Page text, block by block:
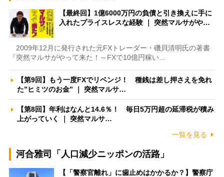
【最終回】1億6000万円の負債と引き換えに手に
入れたプライスレスな経験 ｜ 突然マルサがや…
2009年12月に発行された元FXトレーダー・磯貝清明氏の著書
『突然マルサがやって来た！～FXで10億円稼い…
【第9回】もう一度FXでリベンジ！ 種銭は差し押さえを免れ
た”ヒミツのお金” ｜ 突然マルサ…
【第8回】年利はなんと14.6％！ 毎日5万円超の延滞税が積み
上がっていく ｜ 突然マルサ…
一覧を見る
河合雅司「人口減少ニッポンの活路」
【「警察官離れ」に歯止めはかかるか？】警察庁